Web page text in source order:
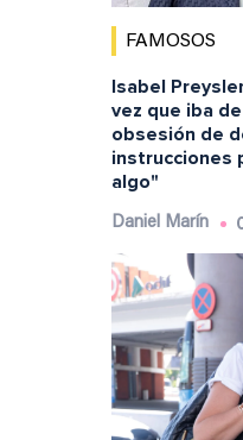
FAMOSOS
Isabel
vez que iba
obsesión de
instrucciones
algo"
Daniel Marín